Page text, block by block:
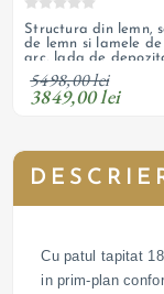
Structura din lemn,
de lemn si lamele
arc, lada de
textil; personalizabil
5498,00 lei
3849,00 lei
Cu patul tapitat
in prim-plan